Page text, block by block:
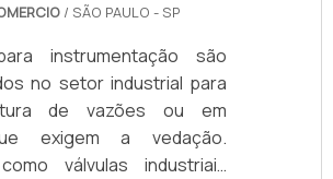
/ SÃO PAULO - SP
instrumentação são
no setor industrial para
de vazões ou em
exigem a vedação.
válvulas industriais